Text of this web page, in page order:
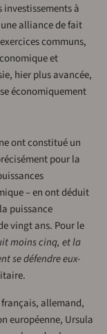
à
alliance de fait
communs,
et
hier plus avancée,
économiquement
ont constitué un
pour la
– en ont déduit
puissance
vingt ans. Pour le
moins cinq, et la
se défendre eux-
allemand,
européenne, Ursula